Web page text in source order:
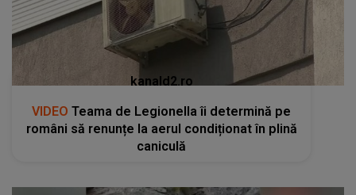
kanald2.ro
VIDEO Teama de Legionella îi determină pe
români să renunțe la aerul condiționat în plină
caniculă